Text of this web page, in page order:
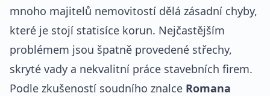
mnoho majitelů nemovitostí dělá zásadní chyby,
které je stojí statisíce korun. Nejčastějším
problémem jsou špatně provedené střechy,
skryté vady a nekvalitní práce stavebních firem.
Podle zkušeností soudního znalce Romana